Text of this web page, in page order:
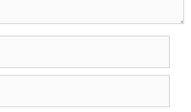
Vĩnh Phúc